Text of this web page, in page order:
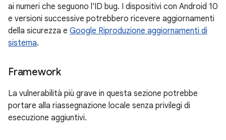
ai numeri che seguono l'ID bug. I dispositivi con Android 10
e versioni successive potrebbero ricevere aggiornamenti
della sicurezza e Google Riproduzione aggiornamenti di
sistema.
Framework
La vulnerabilità più grave in questa sezione potrebbe
portare alla riassegnazione locale senza privilegi di
esecuzione aggiuntivi.